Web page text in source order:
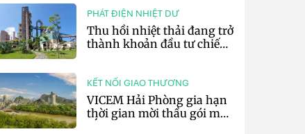
PHÁT ĐIỆN NHIỆT DƯ
Thu hồi nhiệt thải đang trở
thành khoản đầu tư chiến
KẾT NỐI GIAO THƯƠNG
VICEM Hải Phòng gia hạn
thời gian mời thầu gói mua